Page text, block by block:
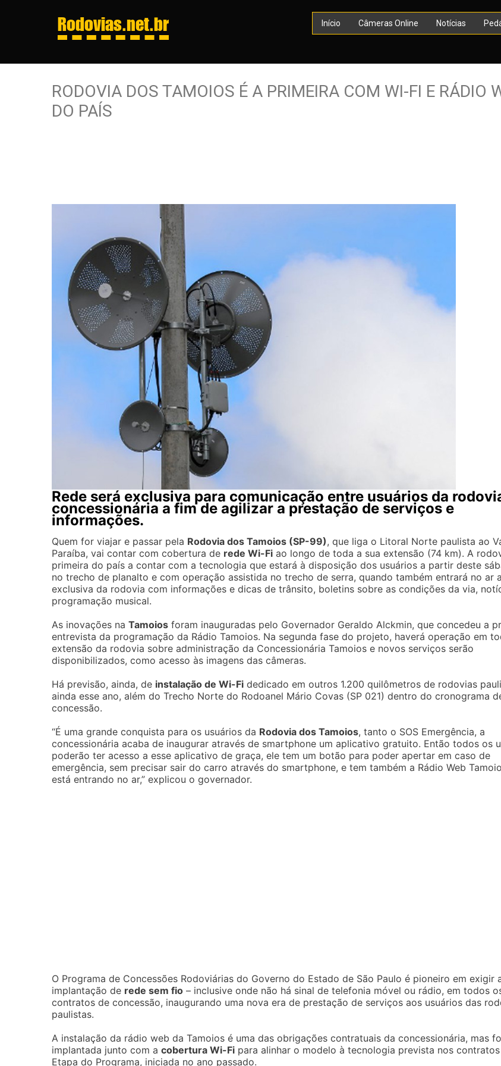
Rodovias.net.br Início Câmeras Online Notícias
RODOVIA DOS TAMOIOS É A PRIMEIRA COM WI-FI E RÁDIO
DO PAÍS
Rede será exclusiva para comunicação entre usuários da
concessionária a fim de agilizar a prestação de serviços e
informações.
Quem for viajar e passar pela Rodovia dos Tamoios (SP-99), que liga o Litoral Norte paulista ao
Paraíba, vai contar com cobertura de rede Wi-Fi ao longo de toda a sua extensão (74 km). A
primeira do país a contar com a tecnologia que estará à disposição dos usuários a partir deste
no trecho de planalto e com operação assistida no trecho de serra, quando também entrará no ar
exclusiva da rodovia com informações e dicas de trânsito, boletins sobre as condições da via,
programação musical.
As inovações na Tamoios foram inauguradas pelo Governador Geraldo Alckmin, que concedeu a
entrevista da programação da Rádio Tamoios. Na segunda fase do projeto, haverá operação em
extensão da rodovia sobre administração da Concessionária Tamoios e novos serviços serão
disponibilizados, como acesso às imagens das câmeras.
Há previsão, ainda, de instalação de Wi-Fi dedicado em outros 1.200 quilômetros de rodovias
ainda esse ano, além do Trecho Norte do Rodoanel Mário Covas (SP 021) dentro do cronograma
concessão.
“É uma grande conquista para os usuários da Rodovia dos Tamoios, tanto o SOS Emergência, a
concessionária acaba de inaugurar através de smartphone um aplicativo gratuito. Então todos os
poderão ter acesso a esse aplicativo de graça, ele tem um botão para poder apertar em caso de
emergência, sem precisar sair do carro através do smartphone, e tem também a Rádio Web
está entrando no ar,” explicou o governador.
O Programa de Concessões Rodoviárias do Governo do Estado de São Paulo é pioneiro em exigir
implantação de rede sem fio – inclusive onde não há sinal de telefonia móvel ou rádio, em todos
contratos de concessão, inaugurando uma nova era de prestação de serviços aos usuários das
paulistas.
A instalação da rádio web da Tamoios é uma das obrigações contratuais da concessionária, mas
implantada junto com a cobertura Wi-Fi para alinhar o modelo à tecnologia prevista nos contratos
Etapa do Programa, iniciada no ano passado.